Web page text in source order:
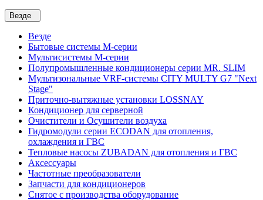
Везде
Везде
Бытовые системы M-серии
Мультисистемы M-серии
Полупромышленные кондиционеры серии MR. SLIM
Мультизональные VRF-системы CITY MULTY G7 "Next
Stage"
Приточно-вытяжные установки LOSSNAY
Кондиционер для серверной
Очистители и Осушители воздуха
Гидромодули серии ECODAN для отопления,
охлаждения и ГВС
Тепловые насосы ZUBADAN для отопления и ГВС
Аксесcуары
Частотные преобразователи
Запчасти для кондиционеров
Снятое с производства оборудование